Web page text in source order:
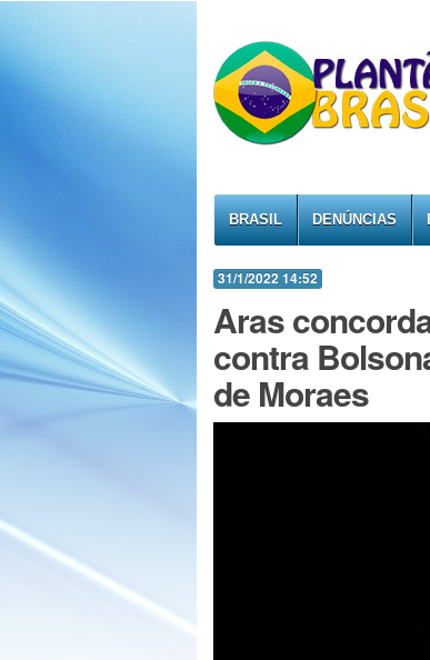
BRASIL DENÚNCIAS
31/1/2022 14:52
Aras
contra
de Moraes